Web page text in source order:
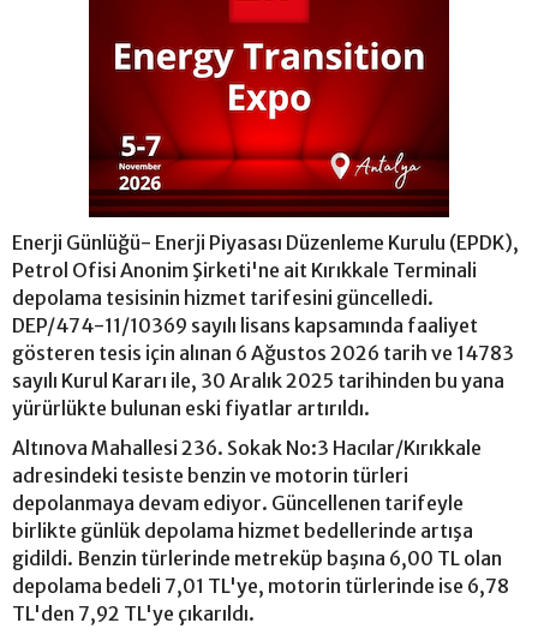
Enerji Günlüğü- Enerji Piyasası Düzenleme Kurulu (EPDK),
Petrol Ofisi Anonim Şirketi'ne ait Kırıkkale Terminali
depolama tesisinin hizmet tarifesini güncelledi.
DEP/474-11/10369 sayılı lisans kapsamında faaliyet
gösteren tesis için alınan 6 Ağustos 2026 tarih ve 14783
sayılı Kurul Kararı ile, 30 Aralık 2025 tarihinden bu yana
yürürlükte bulunan eski fiyatlar artırıldı.
Altınova Mahallesi 236. Sokak No:3 Hacılar/Kırıkkale
adresindeki tesiste benzin ve motorin türleri
depolanmaya devam ediyor. Güncellenen tarifeyle
birlikte günlük depolama hizmet bedellerinde artışa
gidildi. Benzin türlerinde metreküp başına 6,00 TL olan
depolama bedeli 7,01 TL'ye, motorin türlerinde ise 6,78
TL'den 7,92 TL'ye çıkarıldı.